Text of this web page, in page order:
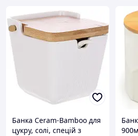
Банка Ceram-Bamboo для
цукру, солі, спецій з